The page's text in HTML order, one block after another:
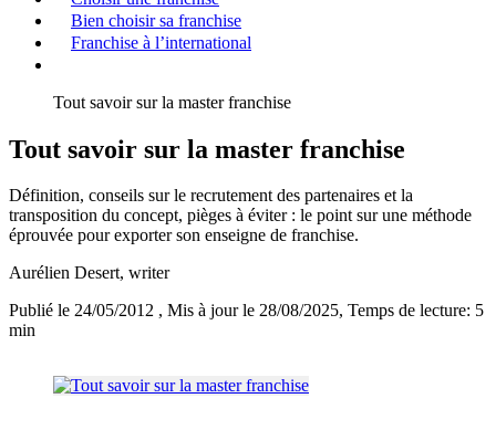
Bien choisir sa franchise
Franchise à l’international
Tout savoir sur la master franchise
Tout savoir sur la master franchise
Définition, conseils sur le recrutement des partenaires et la
transposition du concept, pièges à éviter : le point sur une méthode
éprouvée pour exporter son enseigne de franchise.
Aurélien Desert, writer
Publié le 24/05/2012 , Mis à jour le 28/08/2025, Temps de lecture: 5
min